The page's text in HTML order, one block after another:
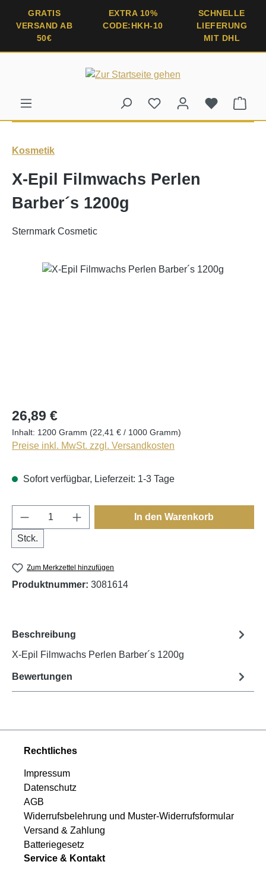
springen
GRATIS
VERSAND AB
50€
EXTRA 10%
CODE:HKH-10
SCHNELLE
LIEFERUNG
MIT DHL
Kosmetik
X-Epil Filmwachs Perlen
Barber´s 1200g
Sternmark Cosmetic
Bildergalerie überspringen
26,89 €
Inhalt: 1200 Gramm (22,41 € / 1000 Gramm)
Preise inkl. MwSt. zzgl. Versandkosten
Sofort verfügbar, Lieferzeit: 1-3 Tage
Produkt Anzahl: Gib den gewünschten
Stck.
In den Warenkorb
Zum Merkzettel hinzufügen
Produktnummer: 3081614
Beschreibung
X-Epil Filmwachs Perlen Barber´s 1200g
Bewertungen
Rechtliches
Impressum
Datenschutz
AGB
Widerrufsbelehrung und Muster-Widerrufsformular
Versand & Zahlung
Batteriegesetz
Service & Kontakt